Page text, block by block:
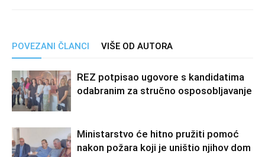
POVEZANI ČLANCI VIŠE OD AUTORA
REZ potpisao ugovore s kandidatima
odabranim za stručno osposobljavanje
Ministarstvo će hitno pružiti pomoć
nakon požara koji je uništio njihov dom